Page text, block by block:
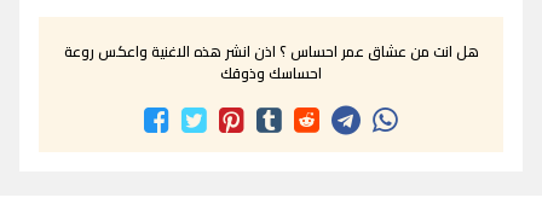
هل انت من عشاق عمر احساس ؟ اذن انشر هذه الاغنية واعكس روعة
احساسك وذوقك